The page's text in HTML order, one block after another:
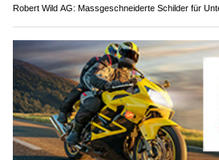
Robert Wild AG: Massgeschneiderte Schilder für